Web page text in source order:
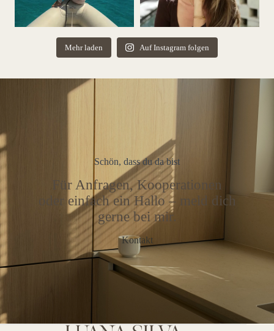
Mehr laden Auf Instagram folgen
Schön, dass du da bist
Für Anfragen, Kooperationen
oder einfach ein Hallo – meld dich
gerne bei mir.
Kontakt